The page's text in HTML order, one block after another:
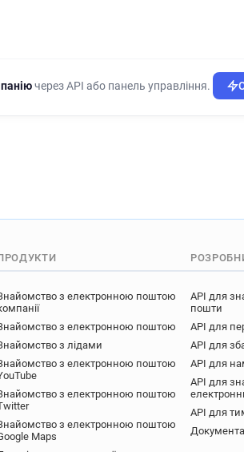
через API або панель управління.
з електронною поштою
з електронною поштою
з лідами
з електронною поштою
з електронною поштою
з електронною поштою
Maps
API для
пошти
API для
API для
API для
API для
API для